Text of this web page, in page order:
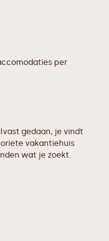
per
gedaan, je vindt
vakantiehuis
wat je zoekt.